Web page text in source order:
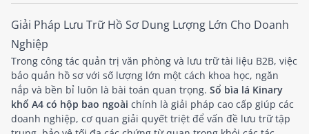
Giải Pháp Lưu Trữ Hồ Sơ Dung Lượng Lớn Cho Doanh
Nghiệp
Trong công tác quản trị văn phòng và lưu trữ tài liệu B2B, việc
bảo quản hồ sơ với số lượng lớn một cách khoa học, ngăn
nắp và bền bỉ luôn là bài toán quan trọng. Sổ bìa lá Kinary
khổ A4 có hộp bao ngoài chính là giải pháp cao cấp giúp các
doanh nghiệp, cơ quan giải quyết triệt để vấn đề lưu trữ tập